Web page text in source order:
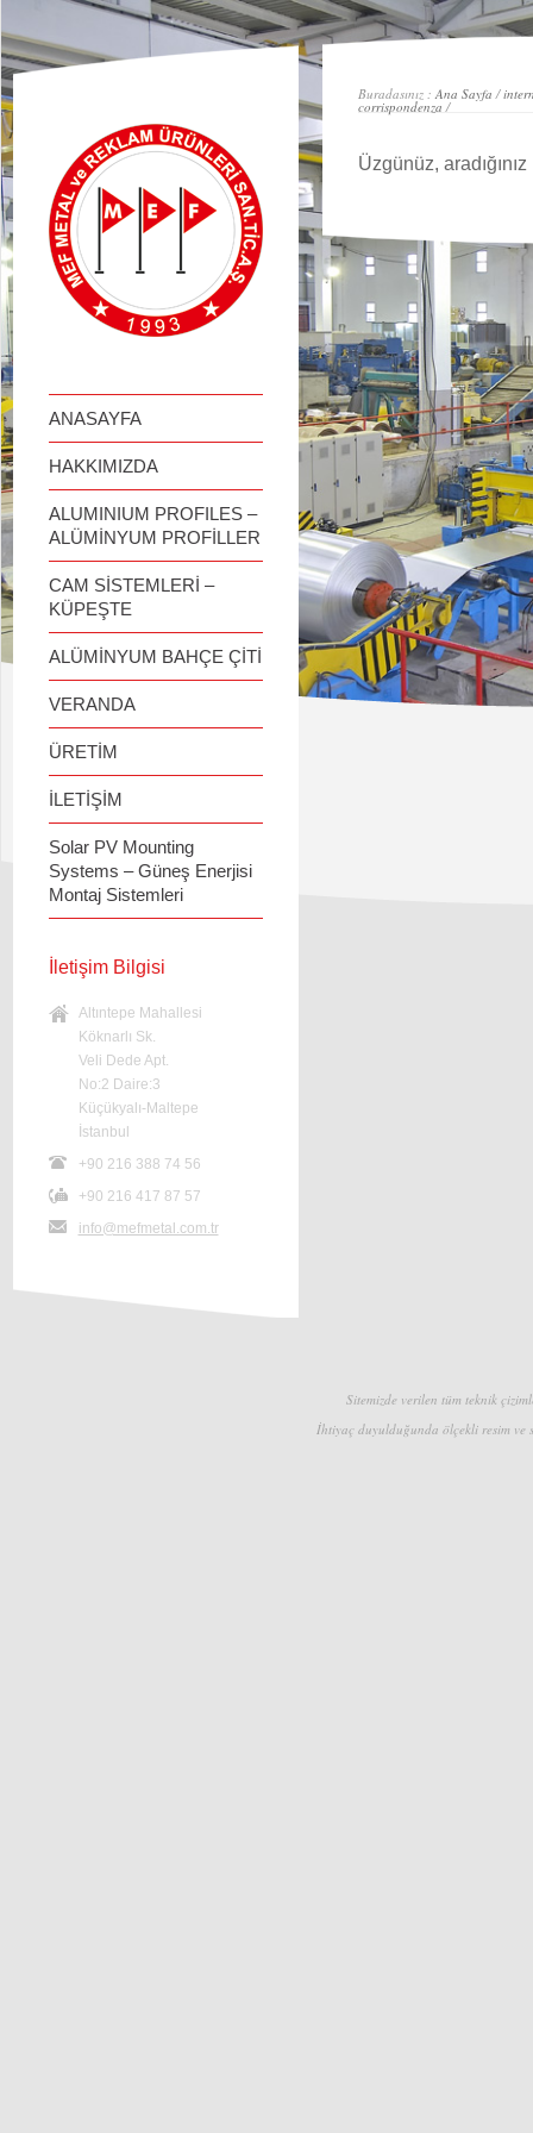
займ онлайн
ANASAYFA
HAKKIMIZDA
ALUMINIUM PROFILES –
ALÜMİNYUM PROFİLLER
CAM SİSTEMLERİ –
KÜPEŞTE
ALÜMİNYUM BAHÇE ÇİTİ
VERANDA
ÜRETİM
İLETİŞİM
Solar PV Mounting
Systems – Güneş Enerjisi
Montaj Sistemleri
İletişim Bilgisi
Altıntepe Mahallesi
Köknarlı Sk.
Veli Dede Apt.
No:2 Daire:3
Küçükyalı-Maltepe
İstanbul
+90 216 388 74 56
+90 216 417 87 57
info@mefmetal.com.tr
Buradasınız :Ana Sayfa /
corrispondenza /
Üzgünüz,
Sitemizde verilen tüm teknik
İhtiyaç duyulduğunda ölçekli resim ve